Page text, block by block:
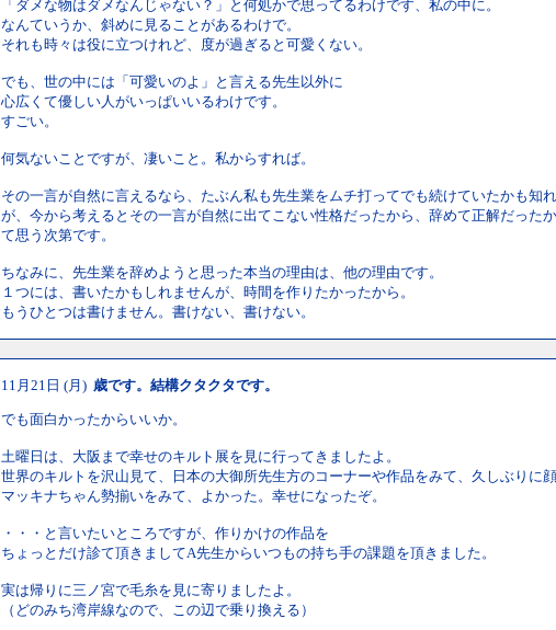
「ダメな物はダメなんじゃない？」と何処かで思ってるわけです、私の中に。
なんていうか、斜めに見ることがあるわけで。
それも時々は役に立つけれど、度が過ぎると可愛くない。
でも、世の中には「可愛いのよ」と言える先生以外に
心広くて優しい人がいっぱいいるわけです。
すごい。
何気ないことですが、凄いこと。私からすれば。
その一言が自然に言えるなら、たぶん私も先生業をムチ打ってでも続けていたかも知
が、今から考えるとその一言が自然に出てこない性格だったから、辞めて正解だった
て思う次第です。
ちなみに、先生業を辞めようと思った本当の理由は、他の理由です。
１つには、書いたかもしれませんが、時間を作りたかったから。
もうひとつは書けません。書けない、書けない。
11月21日 (月) 歳です。結構クタクタです。
でも面白かったからいいか。
土曜日は、大阪まで幸せのキルト展を見に行ってきましたよ。
世界のキルトを沢山見て、日本の大御所先生方のコーナーや作品をみて、久しぶりに
マッキナちゃん勢揃いをみて、よかった。幸せになったぞ。
・・・と言いたいところですが、作りかけの作品を
ちょっとだけ診て頂きましてA先生からいつもの持ち手の課題を頂きました。
実は帰りに三ノ宮で毛糸を見に寄りましたよ。
（どのみち湾岸線なので、この辺で乗り換える）